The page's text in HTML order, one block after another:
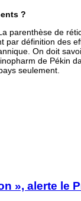
?
parenthèse de
par définition des
On doit
de Pékin
seulement.
», alerte le